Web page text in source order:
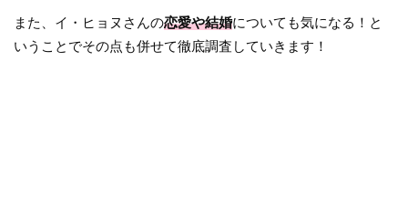
また、イ・ヒョヌさんの恋愛や結婚についても気になる！と
いうことでその点も併せて徹底調査していきます！